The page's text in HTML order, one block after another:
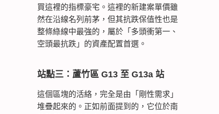
買這裡的指標豪宅。這裡的新建案單價雖
然在沿線名列前茅，但其抗跌保值性也是
整條綠線中最強的，屬於「多頭衝第一、
空頭最抗跌」的資產配置首選。
站點三：蘆竹區 G13 至 G13a 站
這個區塊的活絡，完全是由「剛性需求」
堆疊起來的。正如前面提到的，它位於南